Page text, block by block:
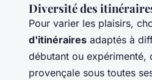
Diversité des
Pour varier les plaisirs,
d'itinéraires adaptés à
débutant ou
provençale sous toutes